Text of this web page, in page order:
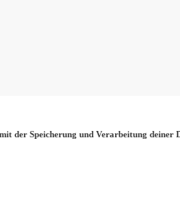
der Speicherung und Verarbeitung deiner